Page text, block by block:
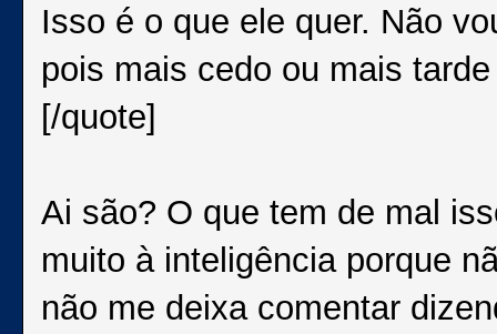
Isso é o que ele quer. Não
pois mais cedo ou mais
[/quote]
Ai são? O que tem de mal
muito à inteligência porque
não me deixa comentar